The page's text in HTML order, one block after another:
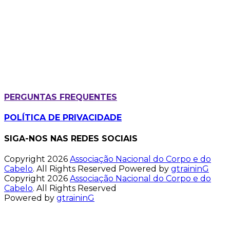
PERGUNTAS FREQUENTES
POLÍTICA DE PRIVACIDADE
SIGA-NOS NAS REDES SOCIAIS
Copyright 2026 Associação Nacional do Corpo e do
Cabelo. All Rights Reserved Powered by gtraininG
Copyright 2026 Associação Nacional do Corpo e do
Cabelo. All Rights Reserved
Powered by gtraininG